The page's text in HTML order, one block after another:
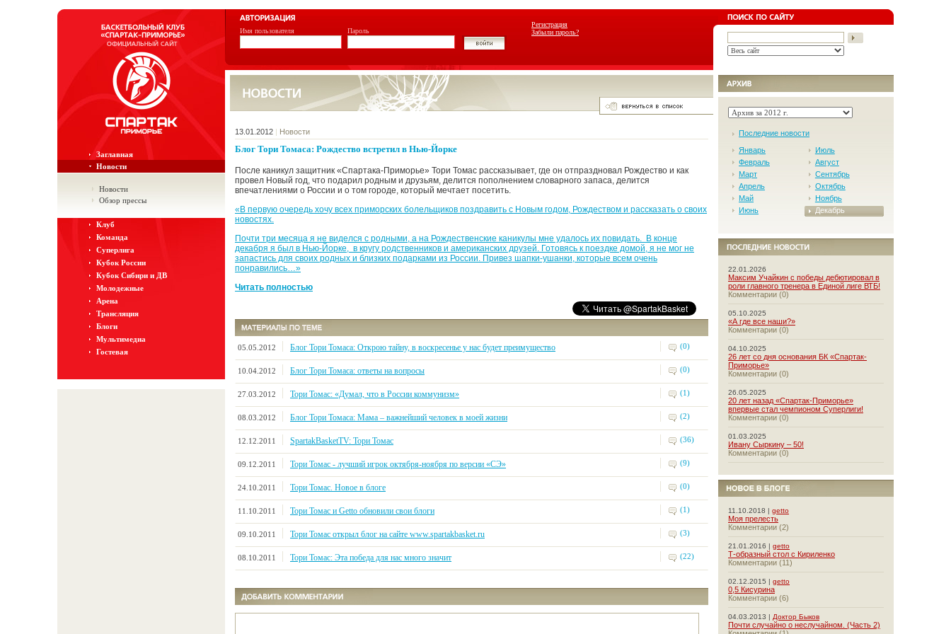
Регистрация
Забыли пароль?
Имя пользователя Пароль
Заглавная
Новости
Новости
Обзор прессы
Клуб
Команда
Суперлига
Кубок России
Кубок Сибири и ДВ
Молодежные
Арена
Трансляция
Блоги
Мультимедиа
Гостевая
13.01.2012 | Новости
Блог Тори Томаса: Рождество встретил в Нью-Йорке
После каникул защитник «Спартака-Приморье» Тори Томас рассказывает, где он отпраздновал Рождество и как
провел Новый год, что подарил родным и друзьям, делится пополнением словарного запаса, делится
впечатлениями о России и о том городе, который мечтает посетить.
«В первую очередь хочу всех приморских болельщиков поздравить с Новым годом, Рождеством и рассказать о своих
новостях.
Почти три месяца я не виделся с родными, а на Рождественские каникулы мне удалось их повидать. В конце
декабря я был в Нью-Йорке, в кругу родственников и американских друзей. Готовясь к поездке домой, я не мог не
запастись для своих родных и близких подарками из России. Привез шапки-ушанки, которые всем очень
понравились…»
Читать полностью
05.05.2012 Блог Тори Томаса: Открою тайну, в воскресенье у нас будет преимущество (0)
10.04.2012 Блог Тори Томаса: ответы на вопросы (0)
27.03.2012 Тори Томас: «Думал, что в России коммунизм» (1)
08.03.2012 Блог Тори Томаса: Мама – важнейший человек в моей жизни (2)
12.12.2011 SpartakBasketTV: Тори Томас (36)
09.12.2011 Тори Томас - лучший игрок октября-ноября по версии «СЭ» (9)
24.10.2011 Тори Томас. Новое в блоге (0)
11.10.2011 Тори Томас и Getto обновили свои блоги (1)
09.10.2011 Тори Томас открыл блог на сайте www.spartakbasket.ru (3)
08.10.2011 Тори Томас: Эта победа для нас много значит (22)
Последние новости
Январь
Февраль
Март
Апрель
Май
Июнь
Июль
Август
Сентябрь
Октябрь
Ноябрь
Декабрь
22.01.2026
Максим Учайкин с победы дебютировал в
роли главного тренера в Единой лиге ВТБ!
Комментарии (0)
05.10.2025
«А где все наши?»
Комментарии (0)
04.10.2025
26 лет со дня основания БК «Спартак-
Приморье»
Комментарии (0)
26.05.2025
20 лет назад «Спартак-Приморье»
впервые стал чемпионом Суперлиги!
Комментарии (0)
01.03.2025
Ивану Сыркину – 50!
Комментарии (0)
11.10.2018 | getto
Моя прелесть
Комментарии (2)
21.01.2016 | getto
Т-образный стол с Кириленко
Комментарии (11)
02.12.2015 | getto
0,5 Кисурина
Комментарии (6)
04.03.2013 | Доктор Быков
Почти случайно о неслучайном. (Часть 2)